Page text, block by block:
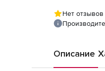
Нет отзывов
Описание